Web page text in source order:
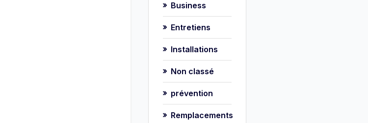
Business
Entretiens
Installations
Non classé
prévention
Remplacements